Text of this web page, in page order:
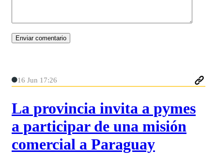
16 Jun 17:26
La provincia invita a pymes
a participar de una misión
comercial a Paraguay